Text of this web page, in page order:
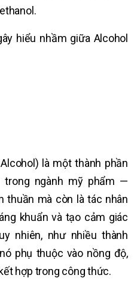
hiểu nhầm giữa Alcohol
là một thành phần
ngành mỹ phẩm —
thuần mà còn là tác nhân
khuẩn và tạo cảm giác
nhiên, như nhiều thành
phụ thuộc vào nồng độ,
hợp trong công thức.